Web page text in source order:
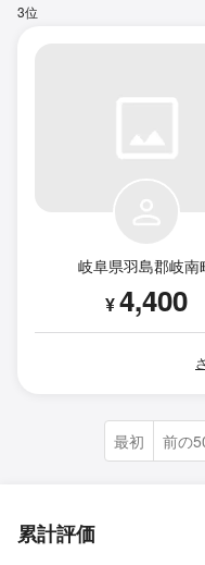
3位
岐阜県羽島郡岐南
¥4,400
最初 前の
累計評価